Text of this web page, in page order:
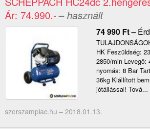
Ár: 74.990.-– használt
74 990 Ft– Érd
HK Feszüldség:
2850/min Levegő:
nyomás: 8 Bar
36kg Kiállított
jótállással! Tová...
szerszampiac.hu – 2018.01.13.